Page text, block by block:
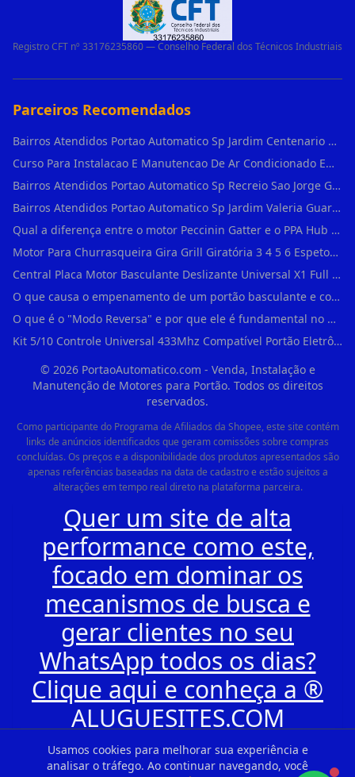
Usamos cookies para melhorar sua experiência e
analisar o tráfego. Ao continuar navegando, você
Registro CFT nº 33176235860 — Conselho Federal dos Técnicos Industriais
Parceiros Recomendados
Bairros Atendidos Portao Automatico Sp Jardim Centenario Guarulhos Sp Motor Para Portao Automatico Eletronico
Curso Para Instalacao E Manutencao De Ar Condicionado Em Sao Paulo
Bairros Atendidos Portao Automatico Sp Recreio Sao Jorge Guarulhos Sp Motor Para Portao Automatico Eletronico
Bairros Atendidos Portao Automatico Sp Jardim Valeria Guarulhos Sp Motor Para Portao Automatico Eletronico
Qual a diferença entre o motor Peccinin Gatter e o PPA Hub em Vila Romana?
Motor Para Churrasqueira Gira Grill Giratória 3 4 5 6 Espetos Gme Maxtorque Bivo em Cidade Dutra
Central Placa Motor Basculante Deslizante Universal X1 Full Range 433mhz em Vila Prudente
O que causa o empenamento de um portão basculante e como evitar em Campo Belo?
O que é o "Modo Reversa" e por que ele é fundamental no dia a dia em Itapevi?
Kit 5/10 Controle Universal 433Mhz Compatível Portão Eletrônico Garagem Residenc em Pinheiros
© 2026PortaoAutomatico.com - Venda, Instalação e
Manutenção de Motores para Portão. Todos os direitos
reservados.
Como participante do Programa de Afiliados da Shopee, este site contém
links de anúncios identificados que geram comissões sobre compras
concluídas. Os preços e a disponibilidade dos produtos apresentados são
apenas referências baseadas na data de cadastro e estão sujeitos a
alterações em tempo real direto na plataforma parceira.
Quer um site de alta
performance como este,
focado em dominar os
mecanismos de busca e
gerar clientes no seu
WhatsApp todos os dias?
Clique aqui e conheça a ®
ALUGUESITES.COM